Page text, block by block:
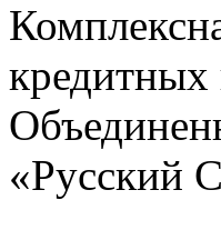
«Русский